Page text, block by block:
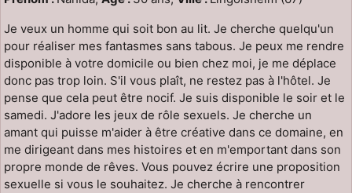
Je veux un homme qui soit bon au lit. Je cherche quelqu'un
pour réaliser mes fantasmes sans tabous. Je peux me rendre
disponible à votre domicile ou bien chez moi, je me déplace
donc pas trop loin. S'il vous plaît, ne restez pas à l'hôtel. Je
pense que cela peut être nocif. Je suis disponible le soir et le
samedi. J'adore les jeux de rôle sexuels. Je cherche un
amant qui puisse m'aider à être créative dans ce domaine, en
me dirigeant dans mes histoires et en m'emportant dans son
propre monde de rêves. Vous pouvez écrire une proposition
sexuelle si vous le souhaitez. Je cherche à rencontrer